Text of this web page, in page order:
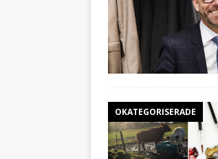
OKATEGORISERADE